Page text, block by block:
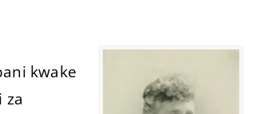
kwake
za